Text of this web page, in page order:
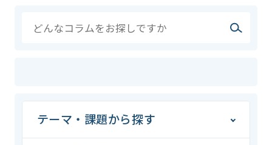
テーマ・課題から探す